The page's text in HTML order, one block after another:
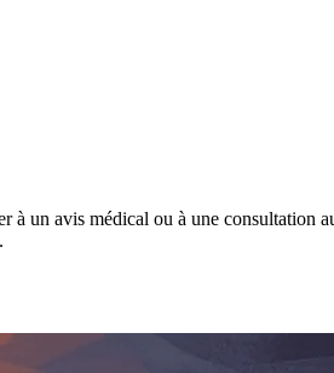
un avis médical ou à une consultation